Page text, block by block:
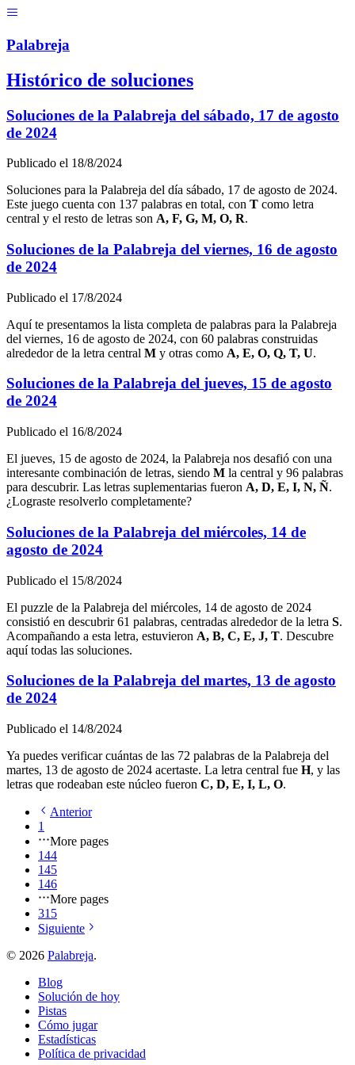
Palabreja
Histórico de soluciones
Soluciones de la Palabreja del sábado, 17 de agosto
de 2024
Publicado el 18/8/2024
Soluciones para la Palabreja del día sábado, 17 de agosto de 2024.
Este juego cuenta con 137 palabras en total, con T como letra
central y el resto de letras son A, F, G, M, O, R.
Soluciones de la Palabreja del viernes, 16 de agosto
de 2024
Publicado el 17/8/2024
Aquí te presentamos la lista completa de palabras para la Palabreja
del viernes, 16 de agosto de 2024, con 60 palabras construidas
alrededor de la letra central M y otras como A, E, O, Q, T, U.
Soluciones de la Palabreja del jueves, 15 de agosto
de 2024
Publicado el 16/8/2024
El jueves, 15 de agosto de 2024, la Palabreja nos desafió con una
interesante combinación de letras, siendo M la central y 96 palabras
para descubrir. Las letras suplementarias fueron A, D, E, I, N, Ñ.
¿Lograste resolverlo completamente?
Soluciones de la Palabreja del miércoles, 14 de
agosto de 2024
Publicado el 15/8/2024
El puzzle de la Palabreja del miércoles, 14 de agosto de 2024
consistió en descubrir 61 palabras, centradas alrededor de la letra S.
Acompañando a esta letra, estuvieron A, B, C, E, J, T. Descubre
aquí todas las soluciones.
Soluciones de la Palabreja del martes, 13 de agosto
de 2024
Publicado el 14/8/2024
Ya puedes verificar cuántas de las 72 palabras de la Palabreja del
martes, 13 de agosto de 2024 acertaste. La letra central fue H, y las
letras que rodeaban este núcleo fueron C, D, E, I, L, O.
Anterior
1
More pages
144
145
146
More pages
315
Siguiente
© 2026 Palabreja.
Blog
Solución de hoy
Pistas
Cómo jugar
Estadísticas
Política de privacidad